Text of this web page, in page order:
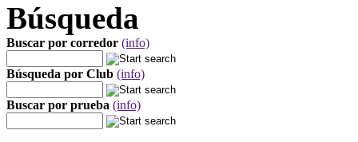
Búsqueda
Buscar por corredor (info)
Búsqueda por Club (info)
Buscar por prueba (info)